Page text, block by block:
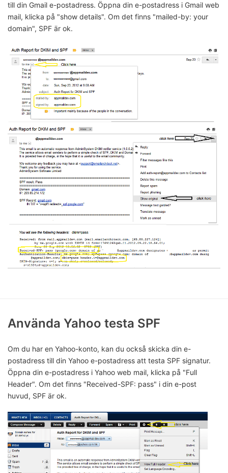
till din Gmail e-postadress. Öppna din e-postadress i Gmail web
mail, klicka på "show details". Om det finns "mailed-by: your
domain", SPF är ok.
Använda Yahoo testa SPF
Om du har en Yahoo-konto, kan du också skicka din e-
postadress till din Yahoo e-postadress att testa SPF signatur.
Öppna din e-postadress i Yahoo web mail, klicka på "Full
Header". Om det finns "Received-SPF: pass" i din e-post
huvud, SPF är ok.